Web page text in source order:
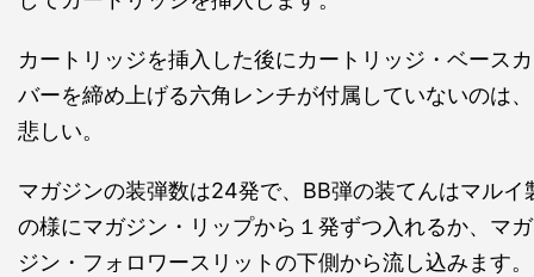
カートリッジを挿入した後にカートリッジ・ベースカ
バーを締め上げる六角レンチが付属していないのは、
悲しい。
マガジンの装弾数は24発で、BB弾の装てんはマルイ
の様にマガジン・リップから１発ずつ入れるか、マガ
ジン・フォロワースリットの下側から流し込みます。